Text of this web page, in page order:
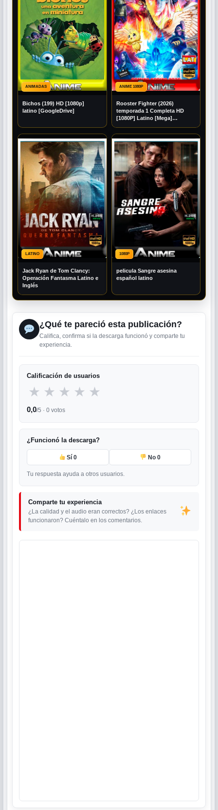
ANIMADAS
Bichos (199) HD [1080p]
latino [GoogleDrive]
ANIME 1080P
Rooster Fighter (2026)
temporada 1 Completa HD
[1080P] Latino [Mega]
LATINO
Jack Ryan de Tom Clancy:
Operación Fantasma Latino e
Inglés
1080P
pelicula Sangre asesina
español latino
¿Qué te pareció esta publicación?
Califica, confirma si la descarga funcionó y comparte tu
experiencia.
Calificación de usuarios
★ ★ ★ ★ ★
0,0/5 · 0 votos
¿Funcionó la descarga?
Sí0 No 0
Tu respuesta ayuda a otros usuarios.
Comparte tu experiencia
¿La calidad y el audio eran correctos? ¿Los enlaces
funcionaron? Cuéntalo en los comentarios.